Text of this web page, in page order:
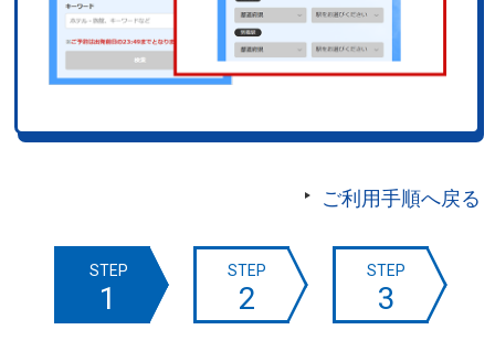
ご利用手順へ戻る
STEP
1
STEP
2
STEP
3